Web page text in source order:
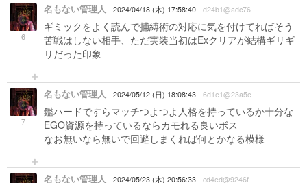
6
名もない管理人 2024/04/18 (木) 17:58:40 d24b1@adc76
ギミックをよく読んで捕縛術の対応に気を付けてればそう
苦戦はしない相手、ただ実装当初はExクリアが結構ギリギ
リだった印象
7
名もない管理人 2024/05/12 (日) 18:08:43 6d1e1@23a5e
鑑ハードですらマッチつよつよ人格を持っているか十分な
EGO資源を持っているならカモれる良いボス
なお無いなら無いで回避しまくれば何とかなる模様
名もない管理人 2024/05/23 (木) 20:56:33 cd4ed@9246f